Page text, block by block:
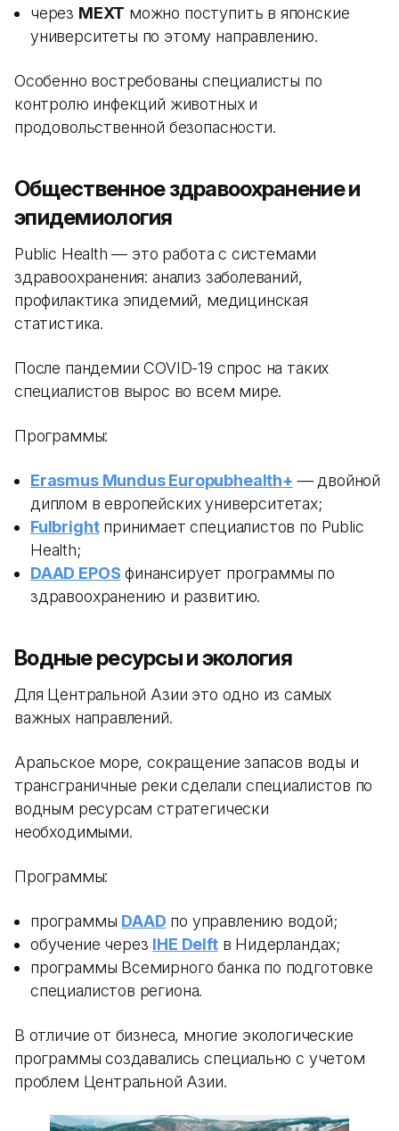
через MEXT можно поступить в японские
университеты по этому направлению.
Особенно востребованы специалисты по
контролю инфекций животных и
продовольственной безопасности.
Общественное здравоохранение и
эпидемиология
Public Health — это работа с системами
здравоохранения: анализ заболеваний,
профилактика эпидемий, медицинская
статистика.
После пандемии COVID-19 спрос на таких
специалистов вырос во всем мире.
Программы:
Erasmus Mundus Europubhealth+ — двойной
диплом в европейских университетах;
Fulbrightпринимает специалистов по Public
Health;
DAAD EPOS финансирует программы по
здравоохранению и развитию.
Водные ресурсы и экология
Для Центральной Азии это одно из самых
важных направлений.
Аральское море, сокращение запасов воды и
трансграничные реки сделали специалистов по
водным ресурсам стратегически
необходимыми.
Программы:
программы DAAD по управлению водой;
обучение через IHE Delftв Нидерландах;
программы Всемирного банка по подготовке
специалистов региона.
В отличие от бизнеса, многие экологические
программы создавались специально с учетом
проблем Центральной Азии.